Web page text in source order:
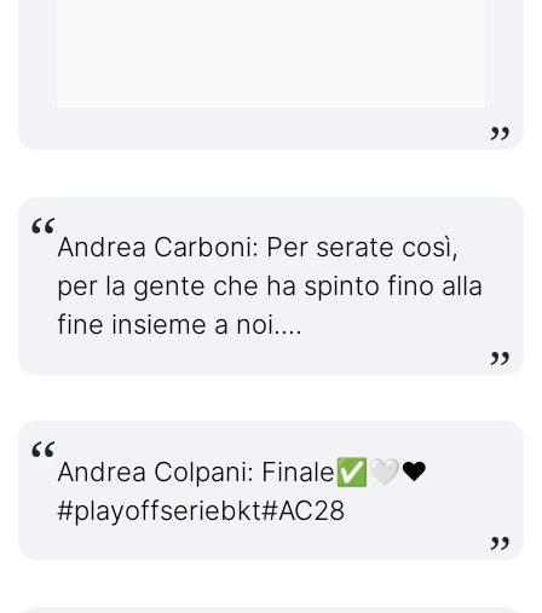
Andrea Carboni: Per serate così,
per la gente che ha spinto fino alla
fine insieme a noi....
Andrea Colpani: Finale✅🤍❤️
#playoffseriebkt#AC28